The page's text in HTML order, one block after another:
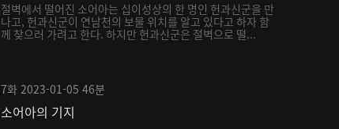
절벽에서 떨어진 소어아는 십이성상의 한 명인 헌과신군을 만
나고, 헌과신군이 연남천의 보물 위치를 알고 있다고 하자 함
께 찾으러 가려고 한다. 하지만 헌과신군은 절벽으로 떨...
7화 2023-01-05 46분
소어아의 기지